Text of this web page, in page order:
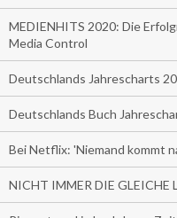
MEDIENHITS 2020: Die
Media Control
Deutschlands Jahrescharts
Deutschlands Buch
Bei Netflix: 'Niemand kommt
NICHT IMMER DIE GLEICHE